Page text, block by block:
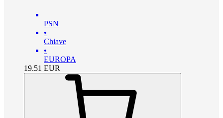
PSN
•
Chiave
•
EUROPA
19.51 EUR